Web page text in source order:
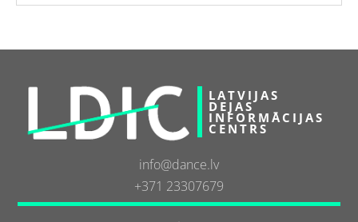
LATVIJAS
DEJAS
INFORMĀCIJAS
CENTRS
info@dance.lv
+371 23307679